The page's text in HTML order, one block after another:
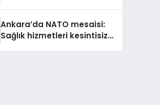
Ankara’da NATO mesaisi:
Sağlık hizmetleri kesintisiz